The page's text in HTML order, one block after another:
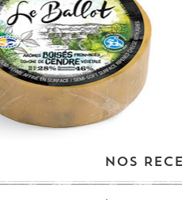
NOS